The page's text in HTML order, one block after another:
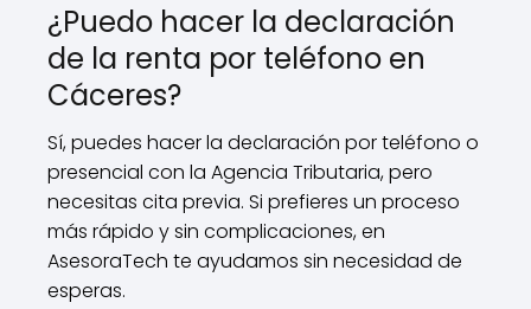
¿Puedo hacer la declaración
de la renta por teléfono en
Cáceres?
Sí, puedes hacer la declaración por teléfono o
presencial con la Agencia Tributaria, pero
necesitas cita previa. Si prefieres un proceso
más rápido y sin complicaciones, en
AsesoraTech te ayudamos sin necesidad de
esperas.